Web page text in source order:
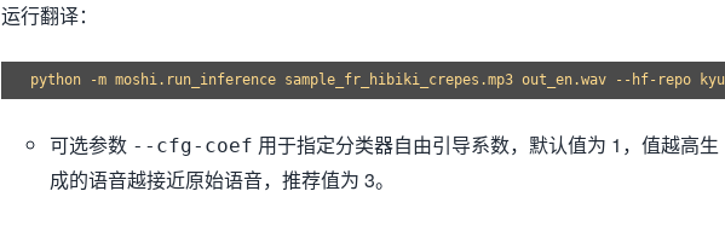
运行翻译：
可选参数 --cfg-coef 用于指定分类器自由引导系数，默认值为 1，值越高生
成的语音越接近原始语音，推荐值为 3。